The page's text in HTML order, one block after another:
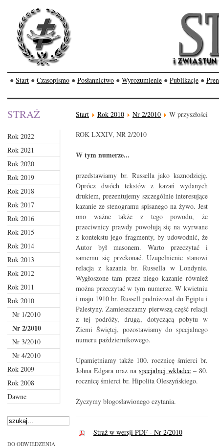
● Start ● Czasopismo ● Posłannictwo ● Wyrozumienie ● Publikacje ●
STRAŻ
Rok 2022
Rok 2021
Rok 2020
Rok 2019
Rok 2018
Rok 2017
Rok 2016
Rok 2015
Rok 2014
Rok 2013
Rok 2012
Rok 2011
Rok 2010
Nr 1/2010
Nr 2/2010
Nr 3/2010
Nr 4/2010
Rok 2009
Rok 2008
Dawne
DO ODWIEDZENIA
Start Rok 2010 Nr 2/2010 W przyszłości
ROK LXXIV, NR 2/2010
W tym numerze...
przedstawiamy br. Russella jako kaznodzieję.
Oprócz dwóch tekstów z kazań wydanych
drukiem, prezentujemy szczególnie interesujące
kazanie ze stenogramu spisanego na żywo. Jest
ono ważne także z tego powodu, że
przeciwnicy prawdy powołują się na wyrwane
z kontekstu jego fragmenty, by udowodnić, że
Autor był masonem. Warto przeczytać i
samemu się przekonać. Uzupełnienie stanowi
relacja z kazania br. Russella w Londynie.
Wygłoszone tam przez niego kazanie również
można przeczytać w tym numerze. W kwietniu
i maju 1910 br. Russell podróżował do Egiptu i
Palestyny. Zamieszczamy pierwszą część relacji
z tej podróży, drugą, dotyczącą pobytu w
Ziemi Świętej, pozostawiamy do specjalnego
numeru październikowego.
Upamiętniamy także 100. rocznicę śmierci br.
Johna Edgara oraz na specjalnej wkładce – 80.
rocznicę śmierci br. Hipolita Oleszyńskiego.
Życzymy błogosławionego czytania.
Straż w wersji PDF - Nr 2/2010